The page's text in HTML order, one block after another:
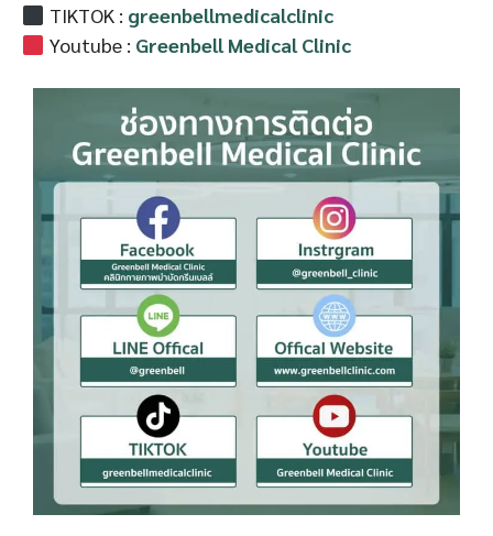
TIKTOK : greenbellmedicalclinic
Youtube : Greenbell Medical Clinic